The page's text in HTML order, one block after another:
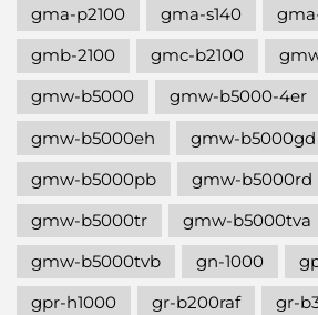
gma-p2100
gma-s140
gmb-2100
gmc-b2100
gmw-b5000
gmw-b5000-4er
gmw-b5000eh
gmw-b5000gd
gmw-b5000pb
gmw-b5000rd
gmw-b5000tr
gmw-b5000tva
gmw-b5000tvb
gn-1000
gpr-h1000
gr-b200raf
gr-